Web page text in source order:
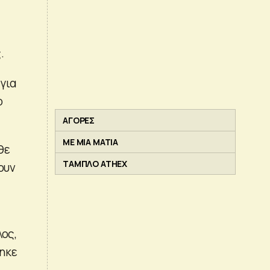
ΑΓΟΡΕΣ
ΜΕ ΜΙΑ ΜΑΤΙΑ
ΤΑΜΠΛΟ ATHEX